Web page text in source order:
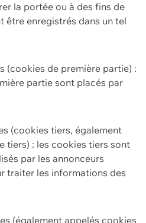
la portée ou à des fins de
être enregistrés dans un tel
(cookies de première partie) :
partie sont placés par
(cookies tiers, également
tiers) : les cookies tiers sont
par les annonceurs
traiter les informations des
(également appelés cookies